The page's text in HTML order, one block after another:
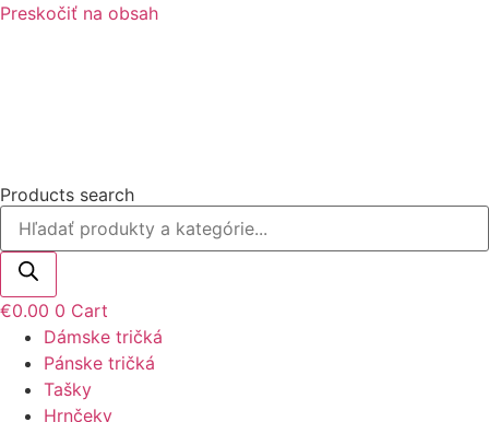
Preskočiť na obsah
Products search
€0.00 0 Cart
Dámske tričká
Pánske tričká
Tašky
Hrnčeky